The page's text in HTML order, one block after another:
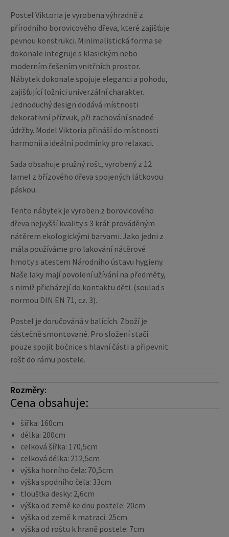
Postel Viktoria je vyrobena výhradně z
přírodního borovicového dřeva, které zajišťuje
pevnou konstrukci. Minimalistická forma se
dokonale integruje s klasickým nebo
moderním řešením vnitřních prostor.
Nábytek dokonale spojuje eleganci a pohodu,
zajišťující ložnici univerzální charakter.
Jednoduchý design dodává místnosti
dekorativní přízvuk, při zachování snadné
údržby. Model Viktoria přináší do místnosti
harmonii a ideální podmínky pro relaxaci.
Sada obsahuje pružný rošt, vyrobený z 12
lamel z břízového dřeva spojených látkovou
páskou.
Tento nábytek je vyroben z borovicového
dřeva nejvyšší kvality s 3 krát prováděným
nátěrem ekologickými barvami. Jako jedni z
mála používáme pro lakování nátěrové
hmoty s atestem Národního ústavu hygieny.
Naše laky mají povolení užívání na předměty,
s nimiž přicházejí do kontaktu děti. (soulad s
normou DIN EN 71, cz. 3).
Postel je doručováná v balících. Zboží je
částečně smontované. Pro složení stačí
pouze spojit bočnice s hlavní části a připevnit
rošt do rámu postele.
Rozměry:
Cena obsahuje:
šířka: 160cm
délka: 200cm
celková šířka: 170,5cm
celková délka: 212,5cm
výška horního čela: 70,5cm
výška spodního čela: 33cm
tloušťka desky: 2,6cm
výška od země ke dnu postele: 20cm
výška od země k matraci: 25cm
výška od roštu k hraně postele: 7cm